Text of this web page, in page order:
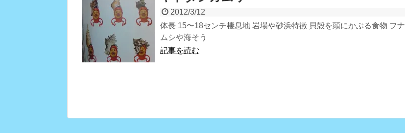
2012/3/12
体長 15〜18センチ棲息地 岩場や砂浜特徴 貝殻を頭にかぶる食物 フナ
ムシや海そう
記事を読む